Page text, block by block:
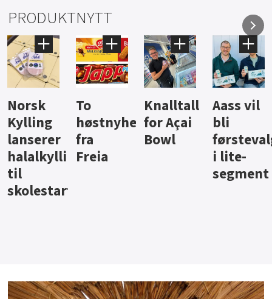
PRODUKTNYTT
Knalltall
for Açai
Bowl
Aass vil
bli
førstevalg
i lite-
Brus og
jus fra
Berentsen
Hard
iste fra
Hansa